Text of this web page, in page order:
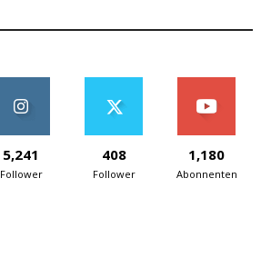
5,241
Follower
408
Follower
1,180
Abonnenten